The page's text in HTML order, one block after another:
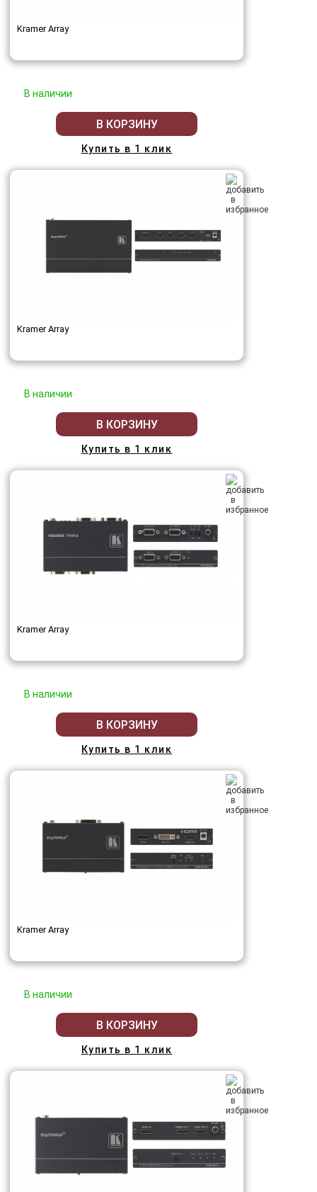
Kramer Array
В наличии
В КОРЗИНУ
Купить в 1 клик
Kramer Array
В наличии
В КОРЗИНУ
Купить в 1 клик
Kramer Array
В наличии
В КОРЗИНУ
Купить в 1 клик
Kramer Array
В наличии
В КОРЗИНУ
Купить в 1 клик